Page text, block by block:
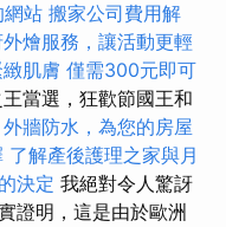
網站 搬家公司費用解
燴服務，讓活動更輕
肌膚 僅需300元即可
當選，狂歡節國王和
外牆防水，為您的房屋
了解產後護理之家與月
決定 我絕對令人驚訝
證明，這是由於歐洲